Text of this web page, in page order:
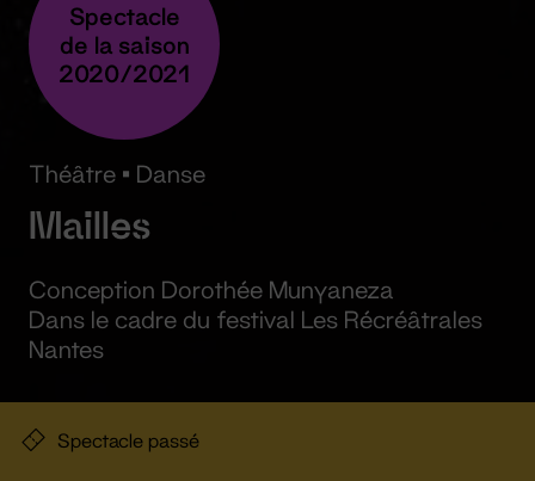
Spectacle
de la saison
2020/2021
Théâtre • Danse
Mailles
Conception Dorothée Munyaneza
Dans le cadre du festival Les Récréâtrales
Nantes
Spectacle passé